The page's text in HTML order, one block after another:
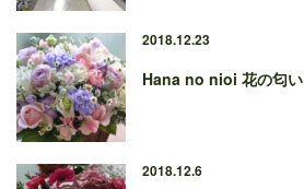
2018.12.23
Hana no nioi 花の匂い
2018.12.6